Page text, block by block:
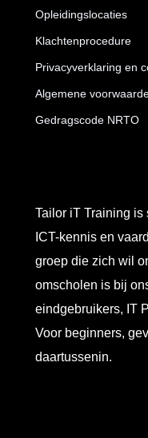
Tailor iT Training
ICT-kennis en
groep die zich wil
omscholen is bij
eindgebruikers, IT
Voor beginners,
daartussenin.
Opleidingslocaties
Klachtenprocedure
Privacyverklaring en
Algemene
Gedragscode NRTO